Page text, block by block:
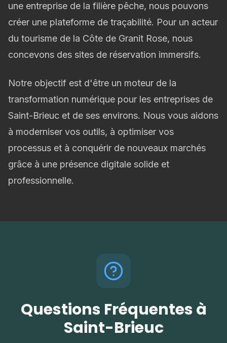
une entreprise de la filière pêche, nous pouvons
créer une plateforme de traçabilité. Pour un acteur
du tourisme de la Côte de Granit Rose, nous
concevons des sites de réservation immersifs.
Notre objectif est d'être un moteur de la
transformation numérique pour les entreprises de
Saint-Brieuc et de ses environs. Nous vous aidons
à moderniser vos outils, à optimiser vos
processus et à conquérir de nouveaux marchés
grâce à une présence digitale solide et
professionnelle.
Questions Fréquentes à
Saint-Brieuc